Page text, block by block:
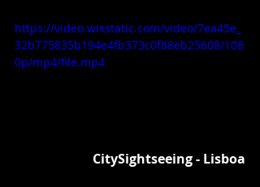
https://video.wixstatic.com/video/7ea45e_
32b775835b194e4fb373c0f88eb25608/108
0p/mp4/file.mp4
CitySightseeing - Lisboa